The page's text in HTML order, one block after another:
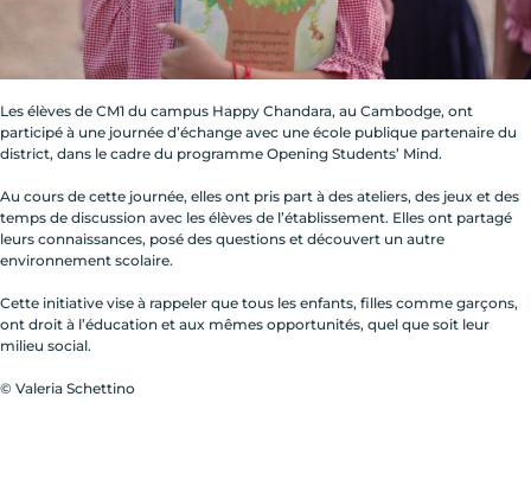
Les élèves de CM1 du campus Happy Chandara, au Cambodge, ont
participé à une journée d’échange avec une école publique partenaire du
district, dans le cadre du programme Opening Students’ Mind.
Au cours de cette journée, elles ont pris part à des ateliers, des jeux et des
temps de discussion avec les élèves de l’établissement. Elles ont partagé
leurs connaissances, posé des questions et découvert un autre
environnement scolaire.
Cette initiative vise à rappeler que tous les enfants, filles comme garçons,
ont droit à l’éducation et aux mêmes opportunités, quel que soit leur
milieu social.
© Valeria Schettino